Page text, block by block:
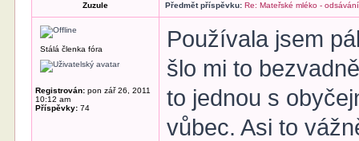
Zuzule Předmět příspěvku: Re: Mateřské mléko -
Stálá členka fóra
Registrován: pon zář 26, 2011
10:12 am
Příspěvky: 74
Používala jsem
šlo mi to
to jednou s
vůbec. Asi to